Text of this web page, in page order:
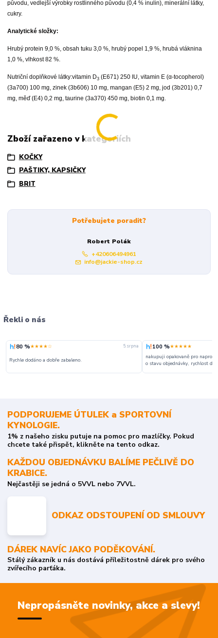
původu, vedlejší výrobky rostlinného původu (0,4 % inulin), minerální látky,
cukry.
Analytické složky:
Hrubý protein 9,0 %, obsah tuku 3,0 %, hrubý popel 1,9 %, hrubá vláknina
1,0 %, vlhkost 82 %.
Nutriční doplňkové látky:vitamin D3 (E671) 250 IU, vitamin E (α-tocopherol)
(3a700) 100 mg, zinek (3b606) 10 mg, mangan (E5) 2 mg, jod (3b201) 0,7
mg, měď (E4) 0,2 mg, taurine (3a370) 450 mg, biotin 0,1 mg.
Zboží zařazeno v kategoriích
KOČKY
PAŠTIKY, KAPSIČKY
BRIT
Potřebujete poradit?
Robert Polák
+420606494961
info@jackie-shop.cz
Řekli o nás
80 %★★★★☆ 5. srpna
Rychle dodáno a dobře zabaleno.
100 %★★★★★
nakupuji opakovaně pro
o stavu objednávky, rychlost
PODPORUJEME ÚTULEK a SPORTOVNÍ
KYNOLOGIE.
1% z našeho zisku putuje na pomoc pro mazlíčky. Pokud
chcete také přispět, klikněte na tento odkaz.
KAŽDOU OBJEDNÁVKU BALÍME PEČLIVĚ DO
KRABICE.
Nejčastěji se jedná o 5VVL nebo 7VVL.
ODKAZ ODSTOUPENÍ OD SMLOUVY
DÁREK NAVÍC JAKO PODĚKOVÁNÍ.
Stálý zákazník u nás dostává příležitostně dárek pro svého
zvířecího parťáka.
Nepropásněte novinky, akce a slevy!